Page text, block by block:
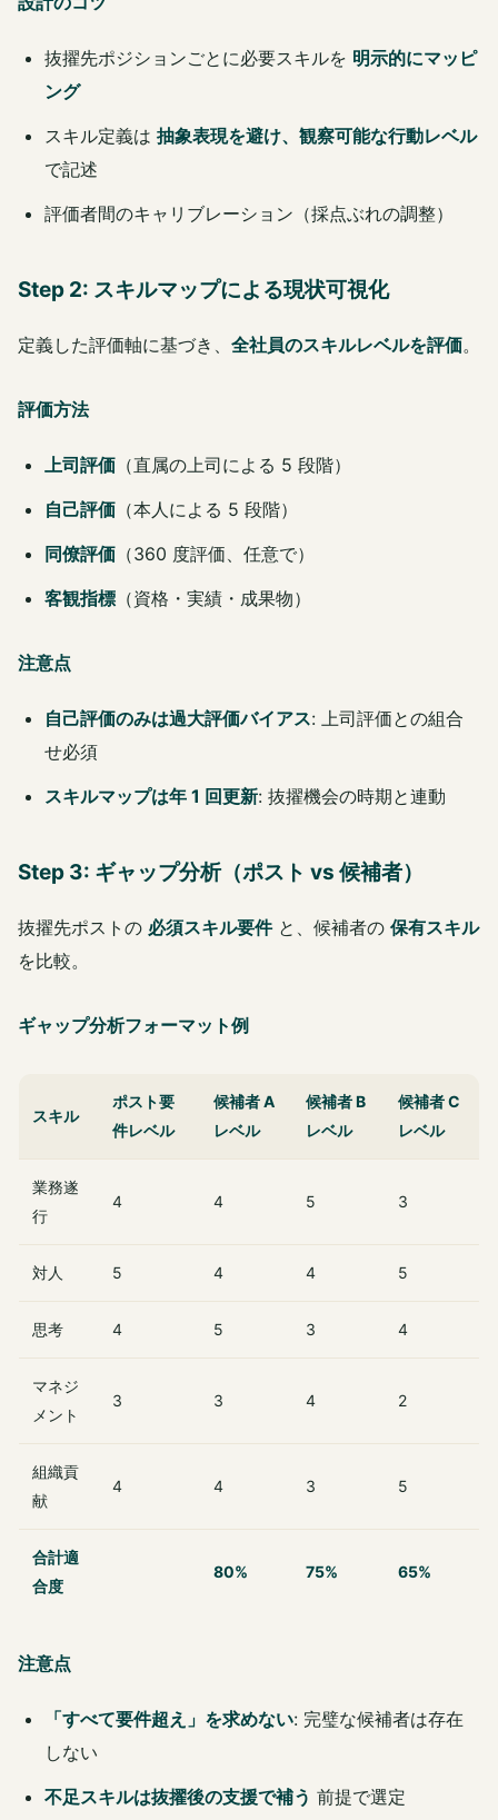
抜擢先ポジションごとに必要スキルを 明示的にマッピ
ング
スキル定義は 抽象表現を避け、観察可能な行動レベル
で記述
評価者間のキャリブレーション（採点ぶれの調整）
Step 2: スキルマップによる現状可視化
定義した評価軸に基づき、 全社員のスキルレベルを評価。
評価方法
上司評価 （直属の上司による 5 段階）
自己評価 （本人による 5 段階）
同僚評価 （360 度評価、任意で）
客観指標 （資格・実績・成果物）
注意点
自己評価のみは過大評価バイアス: 上司評価との組合
せ必須
スキルマップは年 1 回更新: 抜擢機会の時期と連動
Step 3: ギャップ分析（ポスト vs 候補者）
抜擢先ポストの 必須スキル要件と、候補者の 保有スキル
を比較。
ギャップ分析フォーマット例
スキル
ポスト要
件レベル
候補者 A
レベル
候補者 B
レベル
候補者 C
レベル
業務遂
行
4 4 5 3
対人 5 4 4 5
思考 4 5 3 4
マネジ
メント
3 3 4 2
組織貢
献
4 4 3 5
合計適
合度
80% 75% 65%
注意点
「すべて要件超え」を求めない: 完璧な候補者は存在
しない
不足スキルは抜擢後の支援で補う 前提で選定